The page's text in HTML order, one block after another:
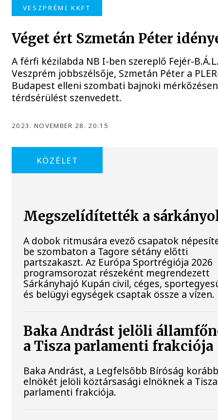
VESZPRÉMI KKFT
Véget ért Szmetán Péter
A férfi kézilabda NB I-ben szereplő Fejér-
Veszprém jobbszélsője, Szmetán Péter a
Budapest elleni szombati bajnoki
térdsérülést szenvedett.
2023. NOVEMBER 28. 20:15
KÖZÉLET
Megszelídítették a
A dobok ritmusára evező csapatok
be szombaton a Tagore sétány előtti
partszakaszt. Az Európa Sportrégiója 2026
programsorozat részeként megrendezett
Sárkányhajó Kupán civil, céges,
és belügyi egységek csaptak össze a vízen.
Baka Andrást jelöli
a Tisza parlamenti frakciója
Baka Andrást, a Legfelsőbb Bíróság
elnökét jelöli köztársasági elnöknek a
parlamenti frakciója.